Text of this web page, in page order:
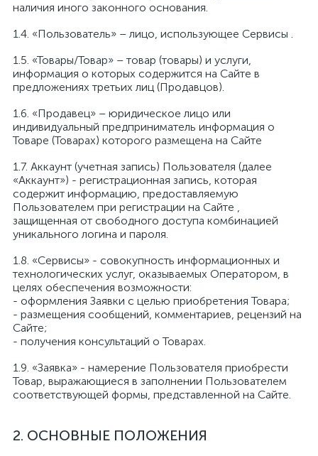
наличия иного законного основания.
1.4. «Пользователь» – лицо, использующее Сервисы .
1.5. «Товары/Товар» – товар (товары) и услуги,
информация о которых содержится на Сайте в
предложениях третьих лиц (Продавцов).
1.6. «Продавец» – юридическое лицо или
индивидуальный предприниматель информация о
Товаре (Товарах) которого размещена на Сайте
1.7. Аккаунт (учетная запись) Пользователя (далее
«Аккаунт») - регистрационная запись, которая
содержит информацию, предоставляемую
Пользователем при регистрации на Сайте ,
защищенная от свободного доступа комбинацией
уникального логина и пароля.
1.8. «Сервисы» - совокупность информационных и
технологических услуг, оказываемых Оператором, в
целях обеспечения возможности:
- оформления Заявки с целью приобретения Товара;
- размещения сообщений, комментариев, рецензий на
Сайте;
- получения консультаций о Товарах.
1.9. «Заявка» - намерение Пользователя приобрести
Товар, выражающиеся в заполнении Пользователем
соответствующей формы, представленной на Сайте.
2. ОСНОВНЫЕ ПОЛОЖЕНИЯ